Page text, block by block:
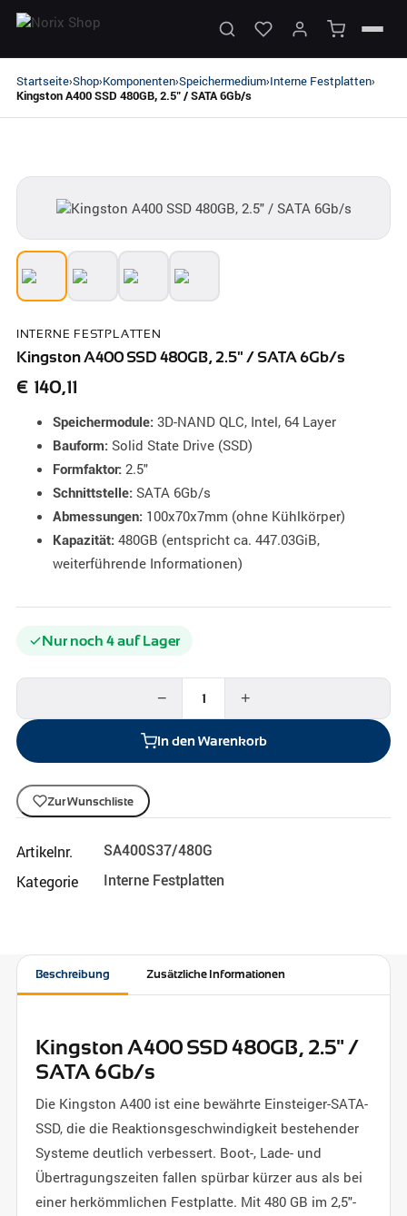
Startseite›Shop›Komponenten›Speichermedium›Interne Festplatten›
Kingston A400 SSD 480GB, 2.5" / SATA 6Gb/s
INTERNE FESTPLATTEN
Kingston A400 SSD 480GB, 2.5" / SATA 6Gb/s
€ 140,11
Speichermodule:3D-NAND QLC, Intel, 64 Layer
Bauform:Solid State Drive (SSD)
Formfaktor:2.5"
Schnittstelle:SATA 6Gb/s
Abmessungen:100x70x7mm (ohne Kühlkörper)
Kapazität:480GB (entspricht ca. 447.03GiB,
weiterführende Informationen)
Nur noch 4 auf Lager
− +
In den Warenkorb
Zur Wunschliste
Artikelnr. SA400S37/480G
Kategorie Interne Festplatten
Beschreibung Zusätzliche Informationen
Kingston A400 SSD 480GB, 2.5" /
SATA 6Gb/s
Die Kingston A400 ist eine bewährte Einsteiger-SATA-
SSD, die die Reaktionsgeschwindigkeit bestehender
Systeme deutlich verbessert. Boot-, Lade- und
Übertragungszeiten fallen spürbar kürzer aus als bei
einer herkömmlichen Festplatte. Mit 480 GB im 2,5"-